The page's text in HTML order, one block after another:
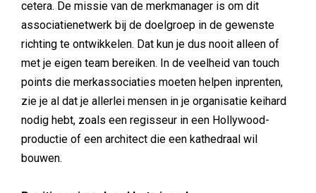
cetera. De missie van de merkmanager is om dit
associatienetwerk bij de doelgroep in de gewenste
richting te ontwikkelen. Dat kun je dus nooit alleen of
met je eigen team bereiken. In de veelheid van touch
points die merkassociaties moeten helpen inprenten,
zie je al dat je allerlei mensen in je organisatie keihard
nodig hebt, zoals een regisseur in een Hollywood-
productie of een architect die een kathedraal wil
bouwen.